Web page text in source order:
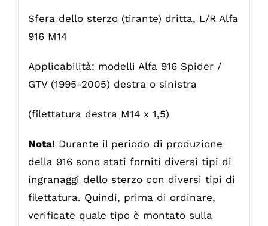
Sfera dello sterzo (tirante) dritta, L/R Alfa
916 M14
Applicabilità: modelli Alfa 916 Spider /
GTV (1995-2005) destra o sinistra
(filettatura destra M14 x 1,5)
Nota!Durante il periodo di produzione
della 916 sono stati forniti diversi tipi di
ingranaggi dello sterzo con diversi tipi di
filettatura. Quindi, prima di ordinare,
verificate quale tipo è montato sulla